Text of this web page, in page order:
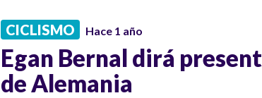
CICLISMO Hace 1 año
Egan Bernal dirá
de Alemania